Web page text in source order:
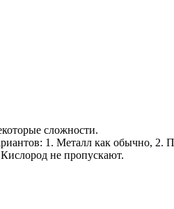
сложности.
1. Металл как обычно,
не пропускают.